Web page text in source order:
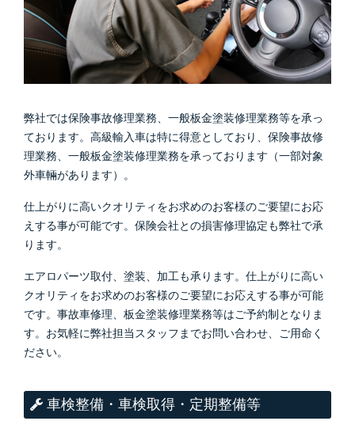
弊社では保険事故修理業務、一般板金塗装修理業務等を承っ
ております。高級輸入車は特に得意としており、保険事故修
理業務、一般板金塗装修理業務を承っております（一部対象
外車輛があります）。
仕上がりに高いクオリティをお求めのお客様のご要望にお応
えする事が可能です。保険会社との損害修理協定も弊社で承
ります。
エアロパーツ取付、塗装、加工も承ります。仕上がりに高い
クオリティをお求めのお客様のご要望にお応えする事が可能
です。事故車修理、板金塗装修理業務等はご予約制となりま
す。お気軽に弊社担当スタッフまでお問い合わせ、ご用命く
ださい。
車検整備・車検取得・定期整備等